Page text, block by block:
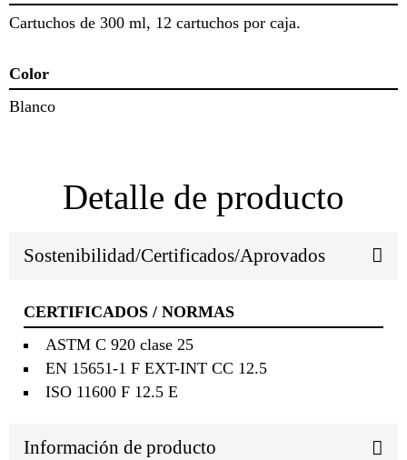
Cartuchos de 300 ml, 12 cartuchos por caja.
Color
Blanco
Detalle de producto
Sostenibilidad/Certificados/Aprovados
CERTIFICADOS / NORMAS
ASTM C 920 clase 25
EN 15651-1 F EXT-INT CC 12.5
ISO 11600 F 12.5 E
Información de producto